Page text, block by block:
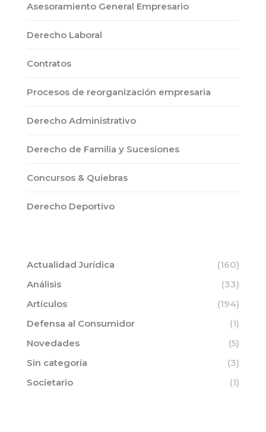
Asesoramiento General Empresario
Derecho Laboral
Contratos
Procesos de reorganización empresaria
Derecho Administrativo
Derecho de Familia y Sucesiones
Concursos & Quiebras
Derecho Deportivo
Actualidad Jurídica
(160)
Análisis
(33)
Artículos
(194)
Defensa al Consumidor
(1)
Novedades
(5)
Sin categoría
(3)
Societario
(1)